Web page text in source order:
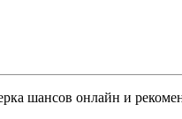
шансов онлайн и